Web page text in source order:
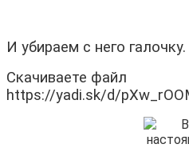
И убираем с него галочку.
Скачиваете файл
https://yadi.sk/d/